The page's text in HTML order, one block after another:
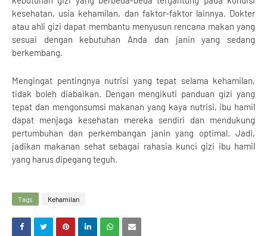
kesehatan, usia kehamilan, dan faktor-faktor lainnya. Dokter
atau ahli gizi dapat membantu menyusun rencana makan yang
sesuai dengan kebutuhan Anda dan janin yang sedang
berkembang.
Mengingat pentingnya nutrisi yang tepat selama kehamilan,
tidak boleh diabaikan. Dengan mengikuti panduan gizi yang
tepat dan mengonsumsi makanan yang kaya nutrisi, ibu hamil
dapat menjaga kesehatan mereka sendiri dan mendukung
pertumbuhan dan perkembangan janin yang optimal. Jadi,
jadikan makanan sehat sebagai rahasia kunci gizi ibu hamil
yang harus dipegang teguh.
Tags Kehamilan